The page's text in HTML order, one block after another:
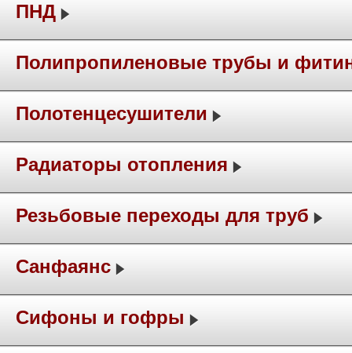
ПНД
Полипропиленовые трубы и
Полотенцесушители
Радиаторы отопления
Резьбовые переходы для труб
Санфаянс
Сифоны и гофры